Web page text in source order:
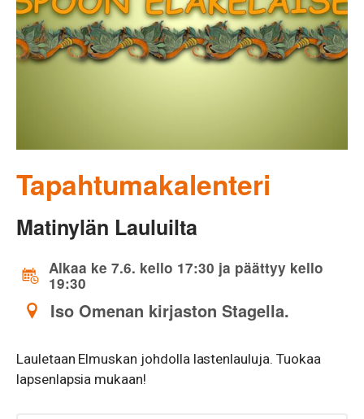
Tapahtumakalenteri
Matinylän Lauluilta
Alkaa ke 7.6. kello 17:30 ja päättyy kello
19:30
Iso Omenan kirjaston Stagella.
Lauletaan Elmuskan johdolla lastenlauluja. Tuokaa
lapsenlapsia mukaan!